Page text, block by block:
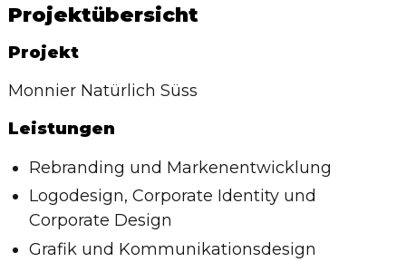
Projektübersicht
Projekt
Monnier Natürlich Süss
Leistungen
Rebranding und Markenentwicklung
Logodesign, Corporate Identity und
Corporate Design
Grafik und Kommunikationsdesign